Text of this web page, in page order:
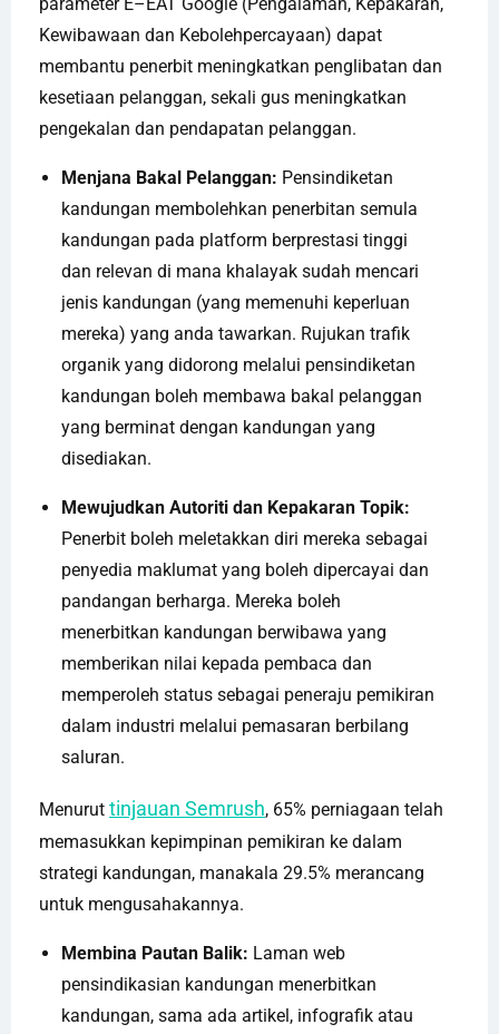
Kewibawaan dan Kebolehpercayaan) dapat
membantu penerbit meningkatkan penglibatan dan
kesetiaan pelanggan, sekali gus meningkatkan
pengekalan dan pendapatan pelanggan.
Menjana Bakal Pelanggan: Pensindiketan
kandungan membolehkan penerbitan semula
kandungan pada platform berprestasi tinggi
dan relevan di mana khalayak sudah mencari
jenis kandungan (yang memenuhi keperluan
mereka) yang anda tawarkan. Rujukan trafik
organik yang didorong melalui pensindiketan
kandungan boleh membawa bakal pelanggan
yang berminat dengan kandungan yang
disediakan.
Mewujudkan Autoriti dan Kepakaran Topik:
Penerbit boleh meletakkan diri mereka sebagai
penyedia maklumat yang boleh dipercayai dan
pandangan berharga. Mereka boleh
menerbitkan kandungan berwibawa yang
memberikan nilai kepada pembaca dan
memperoleh status sebagai peneraju pemikiran
dalam industri melalui pemasaran berbilang
saluran.
Menurut tinjauan Semrush, 65% perniagaan telah
memasukkan kepimpinan pemikiran ke dalam
strategi kandungan, manakala 29.5% merancang
untuk mengusahakannya.
Membina Pautan Balik: Laman web
pensindikasian kandungan menerbitkan
kandungan, sama ada artikel, infografik atau